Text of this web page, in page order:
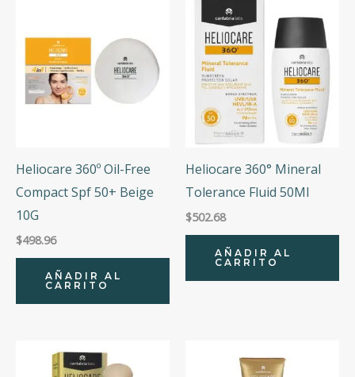
Heliocare 360º Oil-Free
Compact Spf 50+ Beige
10G
$498.96
AÑADIR AL
CARRITO
Heliocare 360° Mineral
Tolerance Fluid 50Ml
$502.68
AÑADIR AL
CARRITO